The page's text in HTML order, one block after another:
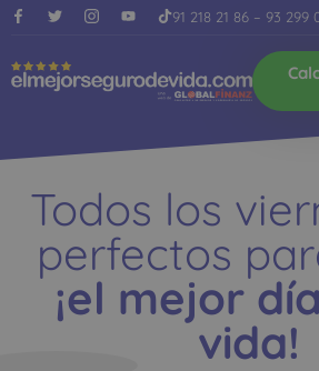
91 218 21 86 – 93 299
Todos los
perfectos
¡el mejor
vida!